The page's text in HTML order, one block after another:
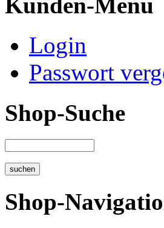
Kunden-Menü
Login
Passwort
Shop-Suche
Shop-